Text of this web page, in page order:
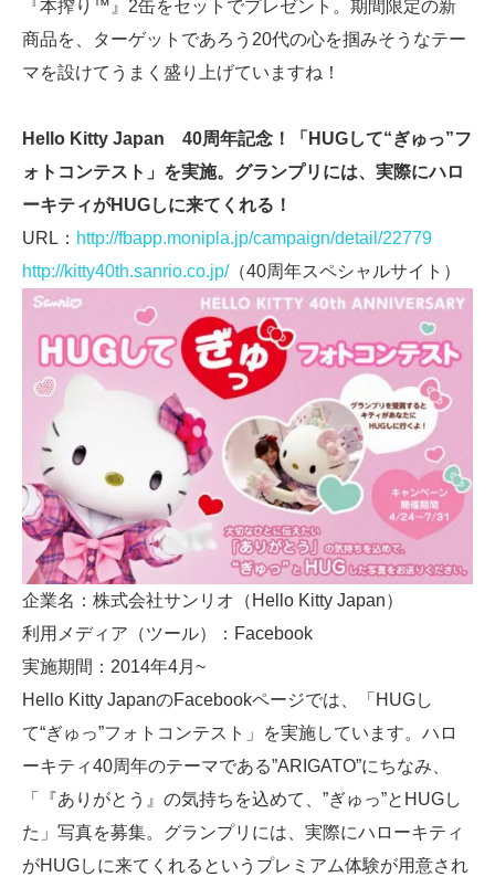
『本搾り™』2缶をセットでプレゼント。期間限定の新
商品を、ターゲットであろう20代の心を掴みそうなテー
マを設けてうまく盛り上げていますね！
Hello Kitty Japan 40周年記念！「HUGして“ぎゅっ”フ
ォトコンテスト」を実施。グランプリには、実際にハロ
ーキティがHUGしに来てくれる！
URL： http://fbapp.monipla.jp/campaign/detail/22779
http://kitty40th.sanrio.co.jp/（40周年スペシャルサイト）
企業名：株式会社サンリオ（Hello Kitty Japan）
利用メディア（ツール）：Facebook
実施期間：2014年4月~
Hello Kitty JapanのFacebookページでは、「HUGし
て“ぎゅっ”フォトコンテスト」を実施しています。ハロ
ーキティ40周年のテーマである”ARIGATO”にちなみ、
「『ありがとう』の気持ちを込めて、”ぎゅっ”とHUGし
た」写真を募集。グランプリには、実際にハローキティ
がHUGしに来てくれるというプレミアム体験が用意され